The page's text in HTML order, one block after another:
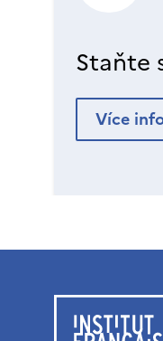
Staňte
Více